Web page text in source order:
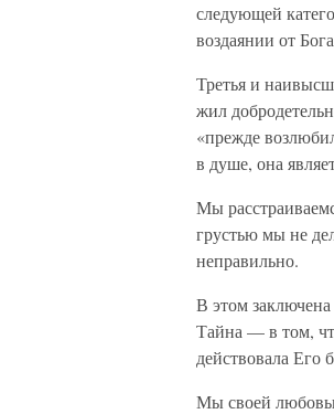
следующей
воздаянии от
Третья и
жил
«прежде
в душе, она
Мы
грустью мы не
неправильно.
В этом
Тайна — в том,
действовала Его
Мы своей